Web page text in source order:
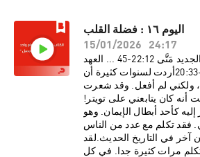
لك من الله، كلما ائتمنك
اليوم ١٦ : فضلة القلب
15/01/2026
24:17
أمثالٌ 2:‏1-‏11 ... العهد الجديد مَتَّى 12:‏22-‏45 ... العهد
القديم التَّكوينُ 32:‏1-‏33:‏20أردت لسنوات كثيرة أن
ولكني لم أفعل. وقد شعرت
أنه كان يتابعني على تويتر!
إليه كأحد أبطال الإيمان. وهو
فقد تكلم مع عدد من الناس
في التاريخ الحديث.لقد
مرات كثيرة جدا. في كل